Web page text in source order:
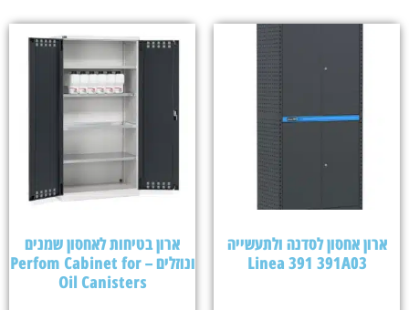
ארון אחסון לסדנה ולתעשייה
Linea 391 391A03
ארון בטיחות לאחסון שמנים
ונוזלים – Perfom Cabinet for
Oil Canisters